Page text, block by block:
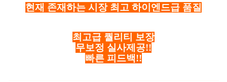
현재 존재하는 시장 최고 하이엔드급 품질
최고급 퀄리티 보장
무보정 실사제공!!
빠른 피드백!!